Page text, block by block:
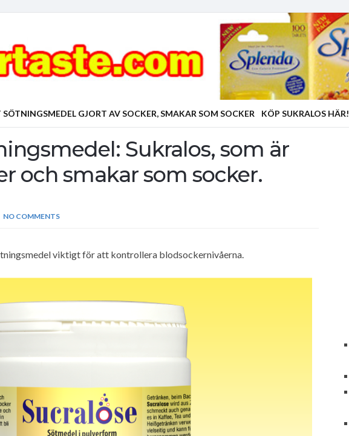
GJORT AV SOCKER, SMAKAR SOM SOCKER KÖP SUKRALOS HÄR!
Sukralos, som är
och smakar som socker.
NO COMMENTS
viktigt för att kontrollera blodsockernivåerna.